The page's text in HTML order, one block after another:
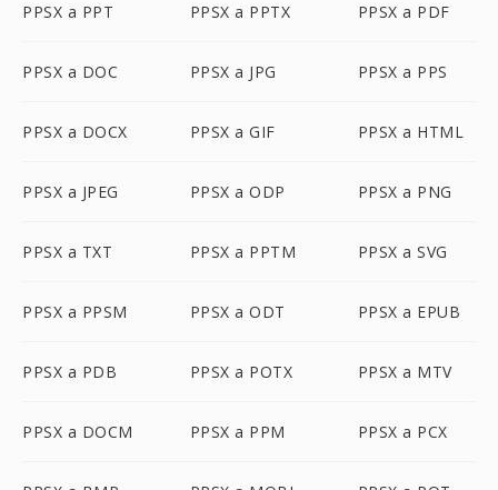
PPSX a PPT PPSX a PPTX PPSX a PDF
PPSX a DOC PPSX a JPG PPSX a PPS
PPSX a DOCX PPSX a GIF PPSX a HTML
PPSX a JPEG PPSX a ODP PPSX a PNG
PPSX a TXT PPSX a PPTM PPSX a SVG
PPSX a PPSM PPSX a ODT PPSX a EPUB
PPSX a PDB PPSX a POTX PPSX a MTV
PPSX a DOCM PPSX a PPM PPSX a PCX